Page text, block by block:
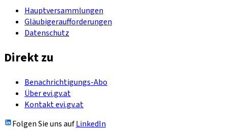
Hauptversammlungen
Gläubigeraufforderungen
Datenschutz
Direkt zu
Benachrichtigungs-Abo
Über evi.gv.at
Kontakt evi.gv.at
Folgen Sie uns aufLinkedIn